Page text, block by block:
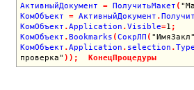
АктивныйДокумент = ПолучитьМакет (
КомОбъект = АктивныйДокумент .
КомОбъект .Application .Visible=1 ;
КомОбъект .Bookmarks (СокрЛП ( "ИмяЗакл"
КомОбъект .Application . selection .
проверка" ) ) ; КонецПроцедуры